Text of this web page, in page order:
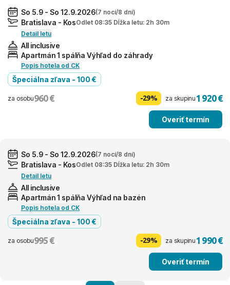
So 5.9 - So 12.9.2026(7 nocí/8 dní)
Bratislava - KosOdlet 08:35 Dĺžka letu: 2h 30m
Detail letu
All inclusive
Apartmán 1 spálňa Výhľad do záhrady
Popis hotela od CK
Špeciálna zľava - 100 €
za osobu960 € -29% za skupinu1 920 €
Overiť termín
So 5.9 - So 12.9.2026(7 nocí/8 dní)
Bratislava - KosOdlet 08:35 Dĺžka letu: 2h 30m
Detail letu
All inclusive
Apartmán 1 spálňa Výhľad na bazén
Popis hotela od CK
Špeciálna zľava - 100 €
za osobu995 € -29% za skupinu1 990 €
Overiť termín